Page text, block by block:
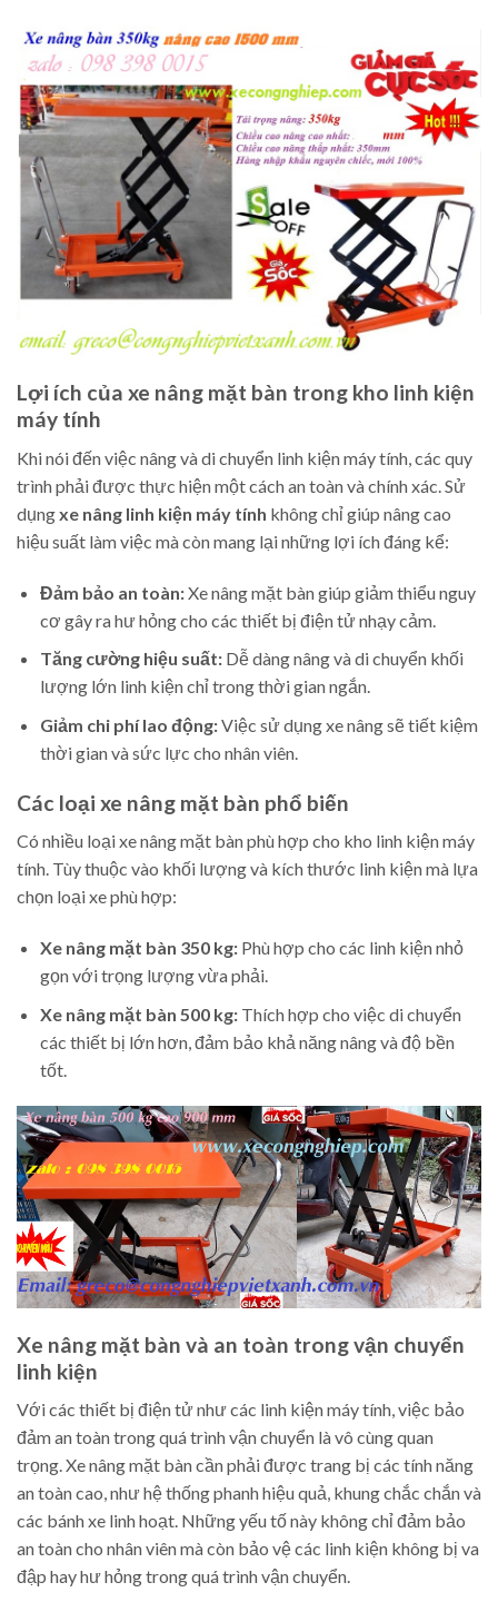
Lợi ích của xe nâng mặt bàn trong kho linh kiện
máy tính
Khi nói đến việc nâng và di chuyển linh kiện máy tính, các quy
trình phải được thực hiện một cách an toàn và chính xác. Sử
dụngxe nâng linh kiện máy tính không chỉ giúp nâng cao
hiệu suất làm việc mà còn mang lại những lợi ích đáng kể:
Đảm bảo an toàn:Xe nâng mặt bàn giúp giảm thiểu nguy
cơ gây ra hư hỏng cho các thiết bị điện tử nhạy cảm.
Tăng cường hiệu suất:Dễ dàng nâng và di chuyển khối
lượng lớn linh kiện chỉ trong thời gian ngắn.
Giảm chi phí lao động:Việc sử dụng xe nâng sẽ tiết kiệm
thời gian và sức lực cho nhân viên.
Các loại xe nâng mặt bàn phổ biến
Có nhiều loại xe nâng mặt bàn phù hợp cho kho linh kiện máy
tính. Tùy thuộc vào khối lượng và kích thước linh kiện mà lựa
chọn loại xe phù hợp:
Xe nâng mặt bàn 350 kg:Phù hợp cho các linh kiện nhỏ
gọn với trọng lượng vừa phải.
Xe nâng mặt bàn 500 kg:Thích hợp cho việc di chuyển
các thiết bị lớn hơn, đảm bảo khả năng nâng và độ bền
tốt.
Xe nâng mặt bàn và an toàn trong vận chuyển
linh kiện
Với các thiết bị điện tử như các linh kiện máy tính, việc bảo
đảm an toàn trong quá trình vận chuyển là vô cùng quan
trọng. Xe nâng mặt bàn cần phải được trang bị các tính năng
an toàn cao, như hệ thống phanh hiệu quả, khung chắc chắn và
các bánh xe linh hoạt. Những yếu tố này không chỉ đảm bảo
an toàn cho nhân viên mà còn bảo vệ các linh kiện không bị va
đập hay hư hỏng trong quá trình vận chuyển.